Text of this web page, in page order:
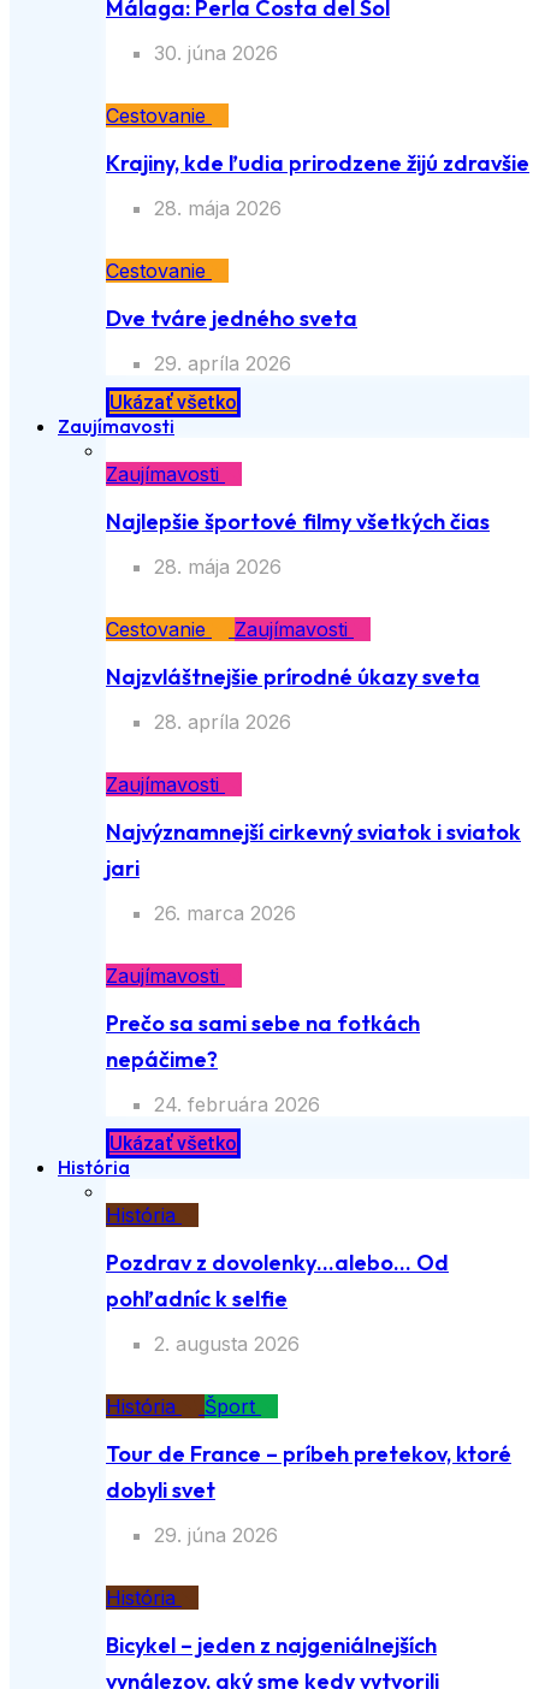
Málaga: Perla Costa del Sol
30. júna 2026
Cestovanie
Krajiny, kde ľudia prirodzene žijú zdravšie
28. mája 2026
Cestovanie
Dve tváre jedného sveta
29. apríla 2026
Ukázať všetko
Zaujímavosti
Zaujímavosti
Najlepšie športové filmy všetkých čias
28. mája 2026
Cestovanie Zaujímavosti
Najzvláštnejšie prírodné úkazy sveta
28. apríla 2026
Zaujímavosti
Najvýznamnejší cirkevný sviatok i sviatok
jari
26. marca 2026
Zaujímavosti
Prečo sa sami sebe na fotkách
nepáčime?
24. februára 2026
Ukázať všetko
História
História
Pozdrav z dovolenky…alebo… Od
pohľadníc k selfie
2. augusta 2026
História Šport
Tour de France – príbeh pretekov, ktoré
dobyli svet
29. júna 2026
História
Bicykel – jeden z najgeniálnejších
vynálezov, aký sme kedy vytvorili